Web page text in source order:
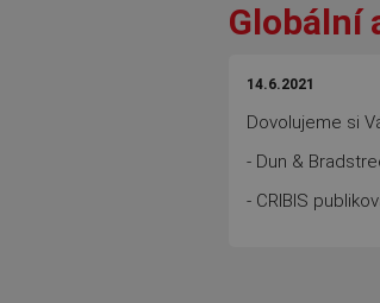
Globální
14.6.2021
Dovolujeme si
- Dun &
- CRIBIS